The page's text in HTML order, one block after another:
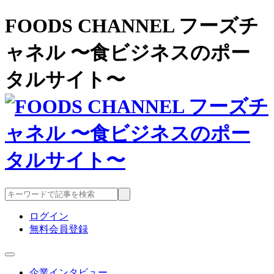
FOODS CHANNEL フーズチ
ャネル 〜食ビジネスのポー
タルサイト〜
ログイン
無料会員登録